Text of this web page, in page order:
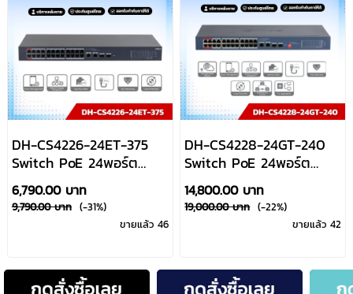
DH-CS4226-24ET-375
Switch PoE 24พอร์ต
10/100Mbps+2Uplink
10/100/1000Mbps+2Uplink
SFP 1000 Mbps Dahua
6,790.00 บาท
9,790.00 บาท (-31%)
ขายแล้ว 46
DH-CS4228-24GT-240
Switch PoE 24พอร์ต
Gigabit
10/100/
10/100/
14,800.00 บาท
19,000.00 บาท (-22%)
ขายแล้ว 42